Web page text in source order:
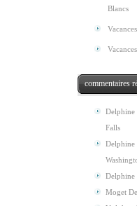
Blancs
commentaires
Delphine
Falls
Delphine
Delphine
Moget